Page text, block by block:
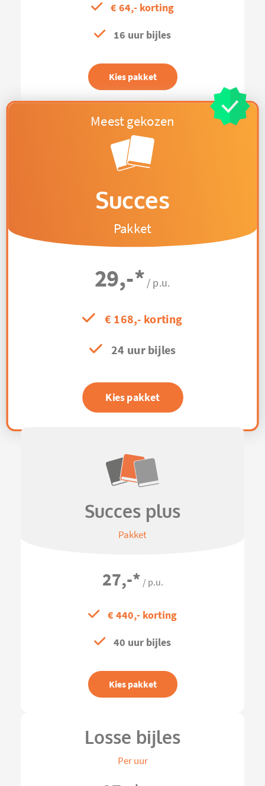
€ 64,- korting
16 uur bijles
Kies pakket
Succes
Pakket
29,-* / p.u.
€ 168,- korting
24 uur bijles
Kies pakket
Succes plus
Pakket
27,-* / p.u.
€ 440,- korting
40 uur bijles
Kies pakket
Losse bijles
Per uur